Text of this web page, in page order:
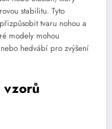
stabilitu. Tyto
tvaru nohou a
modely mohou
hedvábí pro zvýšení
vzorů